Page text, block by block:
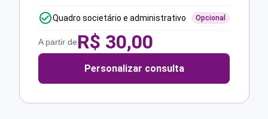
Quadro societário e administrativo Opcional
A partir deR$ 30,00
Personalizar consulta